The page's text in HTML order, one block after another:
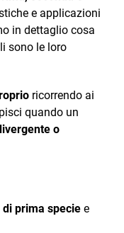
e applicazioni
in dettaglio cosa
sono le loro
ricorrendo ai
quando un
o
prima specie e